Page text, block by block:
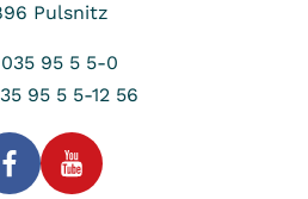
Pulsnitz
95 5 5-0
95 5 5-12 56